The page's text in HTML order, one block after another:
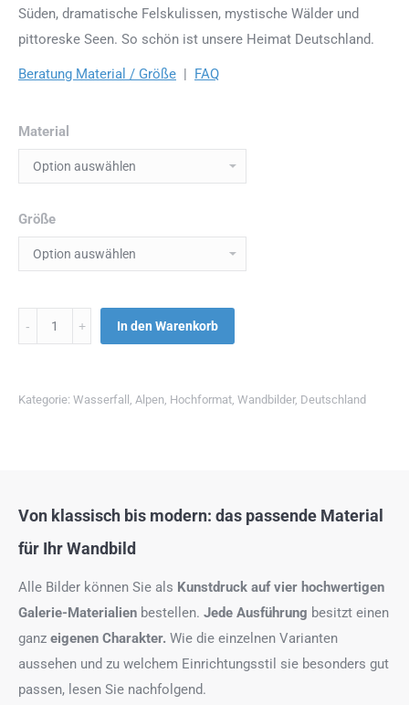
Süden, dramatische Felskulissen, mystische Wälder und
pittoreske Seen. So schön ist unsere Heimat Deutschland.
Beratung Material / Größe | FAQ
Material
Größe
Menge In den Warenkorb
Kategorie: Wasserfall , Alpen, Hochformat, Wandbilder, Deutschland
Von klassisch bis modern: das passende Material
für Ihr Wandbild
Alle Bilder können Sie als Kunstdruck auf vier hochwertigen
Galerie-Materialien bestellen. Jede Ausführung besitzt einen
ganz eigenen Charakter. Wie die einzelnen Varianten
aussehen und zu welchem Einrichtungsstil sie besonders gut
passen, lesen Sie nachfolgend.